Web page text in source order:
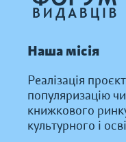
Наша місія
Реалізація
популяризацію
книжкового
культурного і